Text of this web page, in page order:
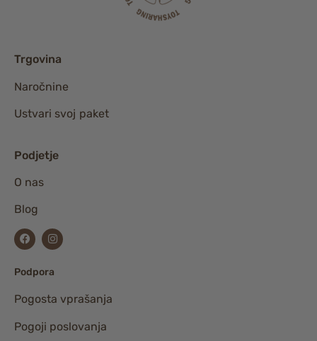
Trgovina
Naročnine
Ustvari svoj paket
Podjetje
O nas
Blog
Podpora
Pogosta vprašanja
Pogoji poslovanja